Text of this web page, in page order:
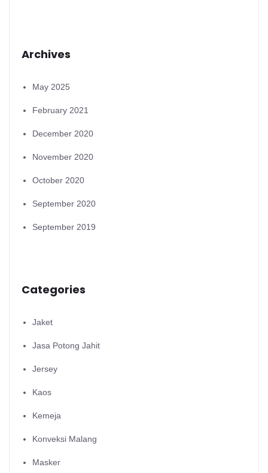
Archives
May 2025
February 2021
December 2020
November 2020
October 2020
September 2020
September 2019
Categories
Jaket
Jasa Potong Jahit
Jersey
Kaos
Kemeja
Konveksi Malang
Masker